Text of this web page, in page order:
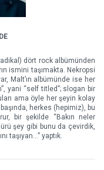
dört rock albümünden
ismini taşımakta. Nekropsi
Malt’ın albümünde ise her
yani “self titled”; slogan bir
ama öyle her şeyin kolay
başında, herkes (hepimiz), bu
bir şekilde “Bakın neler
şey gibi bunu da çevirdik,
taşıyan…” yaptık.